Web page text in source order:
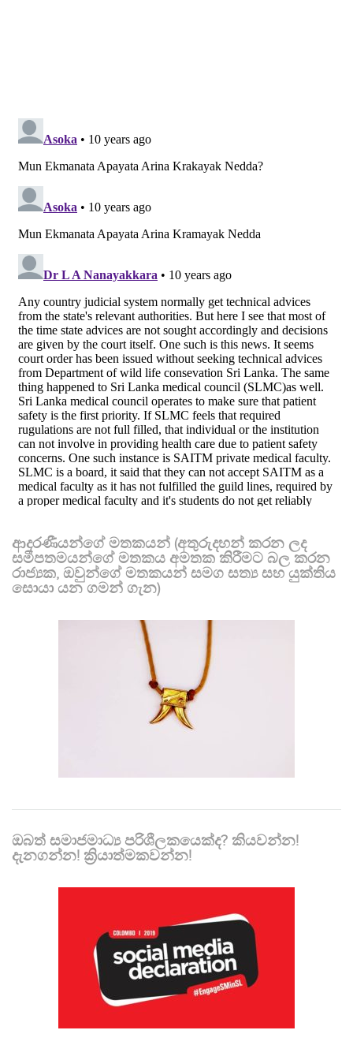
ආදරණීයන්ගේ මතකයන් (අතුරුදහන් කරන ලද
සමීපතමයන්ගේ මතකය අමතක කිරීමට බල කරන
රාජ්‍යක, ඔවුන්ගේ මතකයන් සමග සත්‍ය සහ යුක්තිය
සොයා යන ගමන් ගැන)
ඔබත් සමාජමාධ්‍ය පරිශීලකයෙක්ද? කියවන්න!
දැනගන්න! ක්‍රියාත්මකවන්න!